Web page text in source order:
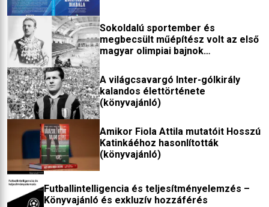
Sokoldalú sportember és
megbecsült műépítész volt az első
magyar olimpiai bajnok
(könyvajánló)
A világcsavargó Inter-gólkirály
kalandos élettörténete
(könyvajánló)
Amikor Fiola Attila mutatóit Hosszú
Katinkáéhoz hasonlították
(könyvajánló)
Futballintelligencia és teljesítményelemzés –
Könyvajánló és exkluzív hozzáférés